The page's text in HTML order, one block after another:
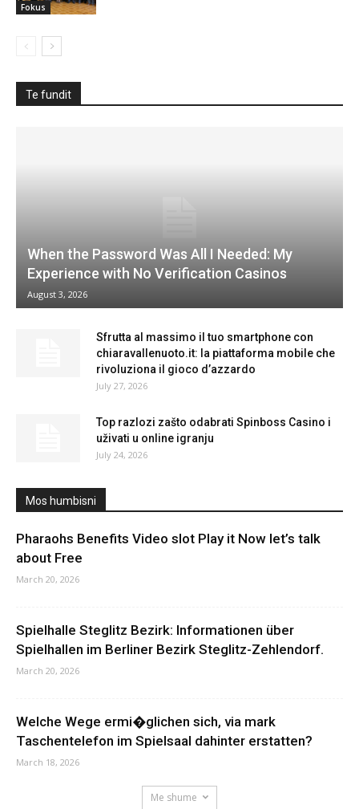
Fokus
Te fundit
When the Password Was All I Needed: My
Experience with No Verification Casinos
August 3, 2026
Sfrutta al massimo il tuo smartphone con
chiaravallenuoto.it: la piattaforma mobile che
rivoluziona il gioco d’azzardo
July 27, 2026
Top razlozi zašto odabrati Spinboss Casino i
uživati u online igranju
July 24, 2026
Mos humbisni
Pharaohs Benefits Video slot Play it Now let’s talk
about Free
March 20, 2026
Spielhalle Steglitz Bezirk: Informationen über
Spielhallen im Berliner Bezirk Steglitz-Zehlendorf.
March 20, 2026
Welche Wege ermi�glichen sich, via mark
Taschentelefon im Spielsaal dahinter erstatten?
March 18, 2026
Me shume